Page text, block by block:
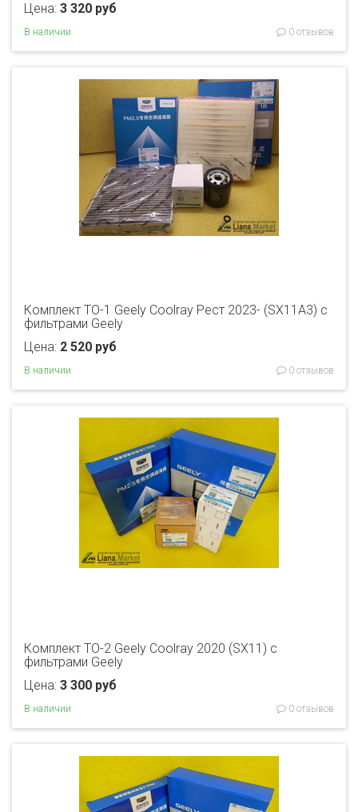
Цена: 3 320 руб
В наличии 0 отзывов
Комплект ТО-1 Geely Coolray Рест 2023- (SX11A3) с
фильтрами Geely
Цена: 2 520 руб
В наличии 0 отзывов
Комплект ТО-2 Geely Coolray 2020 (SX11) с
фильтрами Geely
Цена: 3 300 руб
В наличии 0 отзывов